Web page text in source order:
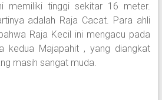
memiliki tinggi sekitar 16 meter.
adalah Raja Cacat. Para ahli
Raja Kecil ini mengacu pada
kedua Majapahit , yang diangkat
masih sangat muda.